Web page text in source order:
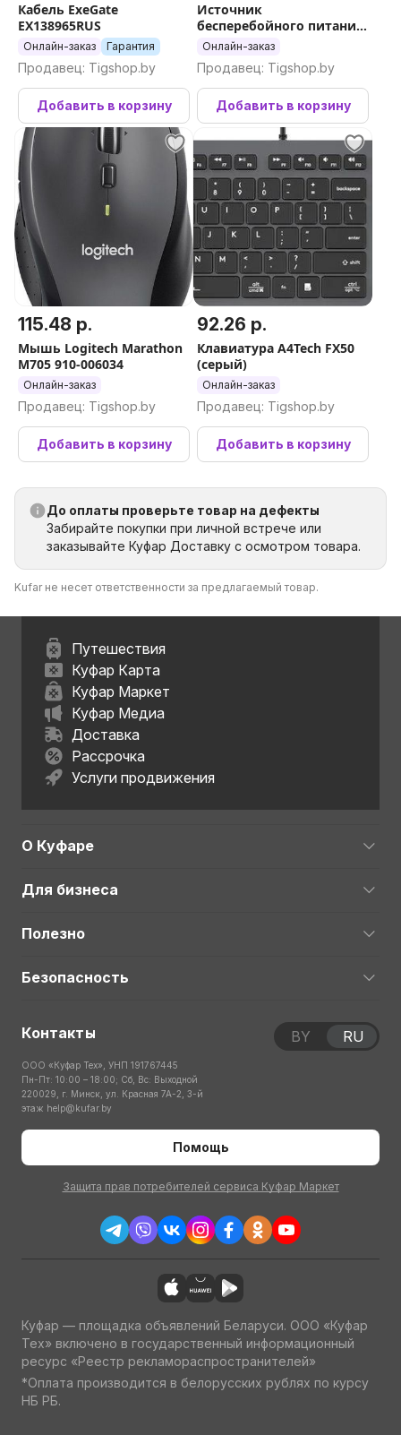
Кабель ExeGate
EX138965RUS
Онлайн-заказ Гарантия
Продавец: Tigshop.by
Добавить в корзину
Источник
бесперебойного питания
CyberPower UT1500EG
Онлайн-заказ
Продавец: Tigshop.by
Добавить в корзину
115.48 р.
Мышь Logitech Marathon
M705 910-006034
Онлайн-заказ
Продавец: Tigshop.by
Добавить в корзину
92.26 р.
Клавиатура A4Tech FX50
(серый)
Онлайн-заказ
Продавец: Tigshop.by
Добавить в корзину
До оплаты проверьте товар на дефекты
Забирайте покупки при личной встрече или
заказывайте Куфар Доставку с осмотром товара.
Kufar не несет ответственности за предлагаемый товар.
Путешествия
Куфар Карта
Куфар Маркет
Куфар Медиа
Доставка
Рассрочка
Услуги продвижения
О Куфаре
Для бизнеса
Полезно
Безопасность
Контакты
ООО «Куфар Тех», УНП 191767445
Пн-Пт: 10:00 – 18:00; Сб, Вс: Выходной
220029, г. Минск, ул. Красная 7А-2, 3-й
этаж help@kufar.by
Помощь
Защита прав потребителей сервиса Куфар Маркет
BY RU
Куфар — площадка объявлений Беларуси. ООО «Куфар
Тех» включено в государственный информационный
ресурс «Реестр рекламораспространителей»
*Оплата производится в белорусских рублях по курсу
НБ РБ.